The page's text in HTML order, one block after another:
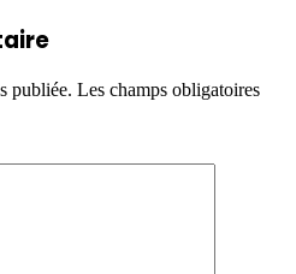
publiée. Les champs obligatoires